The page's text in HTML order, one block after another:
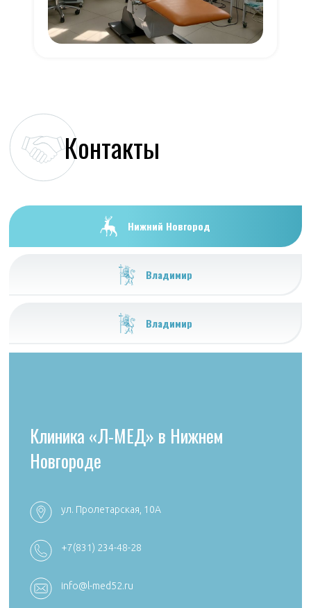
Контакты
Нижний Новгород
Владимир
Владимир
+7 (4922) 38-30-00 +7 (4922) 44-24-78
reception@aibolit33.com
Клиника «Л-МЕД» в Нижнем
Новгороде
ул. Пролетарская, 10А
+7(831) 234-48-28
info@l-med52.ru